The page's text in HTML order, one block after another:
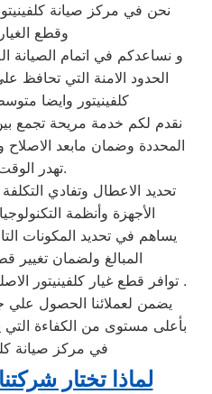
نحن في مركز صيانة
وقطع
و نساعدكم في اتمام الصيانة
الحدود الامنة التي تحافظ
كلفينيتور وايضا
نقدم لكم خدمة مريحة تجمع
المحددة وضمان مابعد الاصلاح
تهدر الوقت والمال.
تحديد الاعطال وتفادي
الأجهزة وأنظمة
يساهم في تحديد المكونات
المبالغ ولضمان تغيير
توافر قطع غيار كلفينيتور الاصلية في مركز صيانة كلفينيتور .
بأعلى مستوى من الكفاءة التي
في مركز صيانة
لماذا تختار